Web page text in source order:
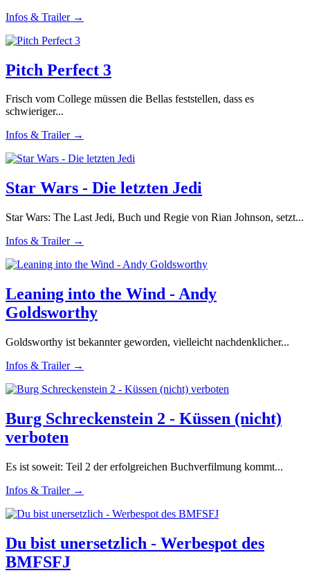
Infos & Trailer →
Pitch Perfect 3
Frisch vom College müssen die Bellas feststellen, dass es
schwieriger...
Infos & Trailer →
Star Wars - Die letzten Jedi
Star Wars: The Last Jedi, Buch und Regie von Rian Johnson, setzt...
Infos & Trailer →
Leaning into the Wind - Andy
Goldsworthy
Goldsworthy ist bekannter geworden, vielleicht nachdenklicher...
Infos & Trailer →
Burg Schreckenstein 2 - Küssen (nicht)
verboten
Es ist soweit: Teil 2 der erfolgreichen Buchverfilmung kommt...
Infos & Trailer →
Du bist unersetzlich - Werbespot des
BMFSFJ